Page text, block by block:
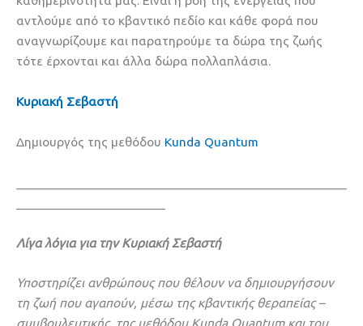
αντλούμε από το κβαντικό πεδίο και κάθε φορά που
αναγνωρίζουμε και παρατηρούμε τα δώρα της ζωής
τότε έρχονται και άλλα δώρα πολλαπλάσια.
Κυριακή Σεβαστή
Δημιουργός της μεθόδου Kunda Quantum
Λίγα λόγια για την Κυριακή Σεβαστή
Υποστηρίζει ανθρώπους που θέλουν να δημιουργήσουν
τη ζωή που αγαπούν, μέσω της κβαντικής θεραπείας –